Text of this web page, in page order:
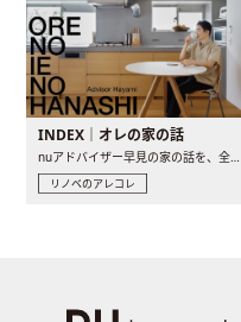
INDEX｜オレの家の話
nuアドバイザー早見の家の話を、全4話でお届け。リノベーションを..
リノベのアレコレ